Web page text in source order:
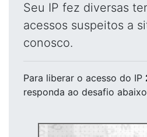
Seu IP fez diversas
acessos suspeitos a
conosco.
Para liberar o acesso do IP
responda ao desafio